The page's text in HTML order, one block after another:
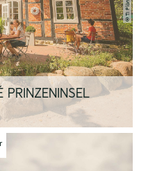
©
PRINZENINSEL